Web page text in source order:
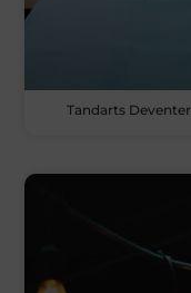
Tandarts